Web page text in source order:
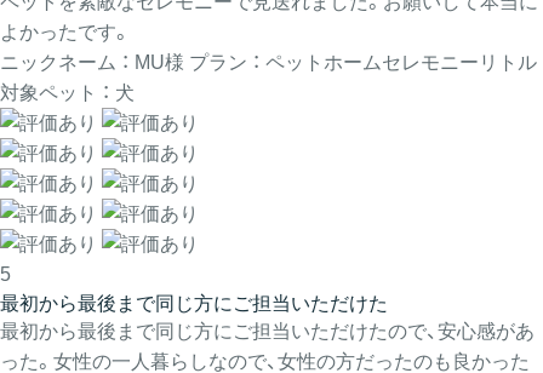
よかったです。
ニックネーム ： MU様 プラン ： ペットホームセレモニーリトル
対象ペット ： 犬
5
最初から最後まで同じ方にご担当いただけた
最初から最後まで同じ方にご担当いただけたので、安心感があ
った。女性の一人暮らしなので、女性の方だったのも良かった